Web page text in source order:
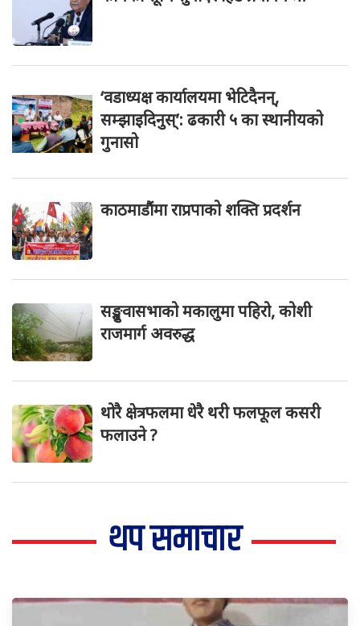
‘वडाध्यक्ष कार्यालयमा भेटिदैनन्,
सम्झाइदिनुस्’: ढकारी ५ का स्थानीयको
गुनासो
काठमाडौंमा राप्रपाको शक्ति प्रदर्शन
सङ्खुवासभाको मकालुमा पहिरो, कोशी
राजमार्ग अवरुद्ध
थोरै क्षेत्रफलमा धेरै थरी फलफूल कसरी
फलाउने ?
थप समाचार